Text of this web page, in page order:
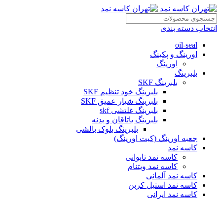
انتخاب دسته بندی
oil-seal
اورینگ و پکینگ
اورینگ
بلبرینگ
بلبرینگ SKF
بلبرینگ خود تنظیم SKF
بلبرینگ شیار عمیق SKF
بلبرینگ غلتشی skf
بلبرینگ یاتاقان و بدنه
بلبرینگ بلوک بالشی
جعبه اورینگ (کیت اورینگ)
کاسه نمد
کاسه نمد تایوانی
کاسه نمد ویتنام
کاسه نمد آلمانی
کاسه نمد استیل کربن
کاسه نمد ایرانی